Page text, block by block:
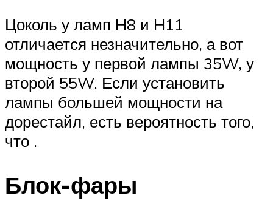
Цоколь у ламп H8 и H11
отличается незначительно, а вот
мощность у первой лампы 35W, у
второй 55W. Если установить
лампы большей мощности на
дорестайл, есть вероятность того,
что .
Блок-фары